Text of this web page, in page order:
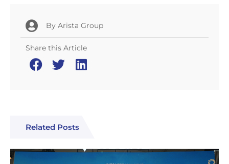
By Arista Group
Share this Article
Related Posts